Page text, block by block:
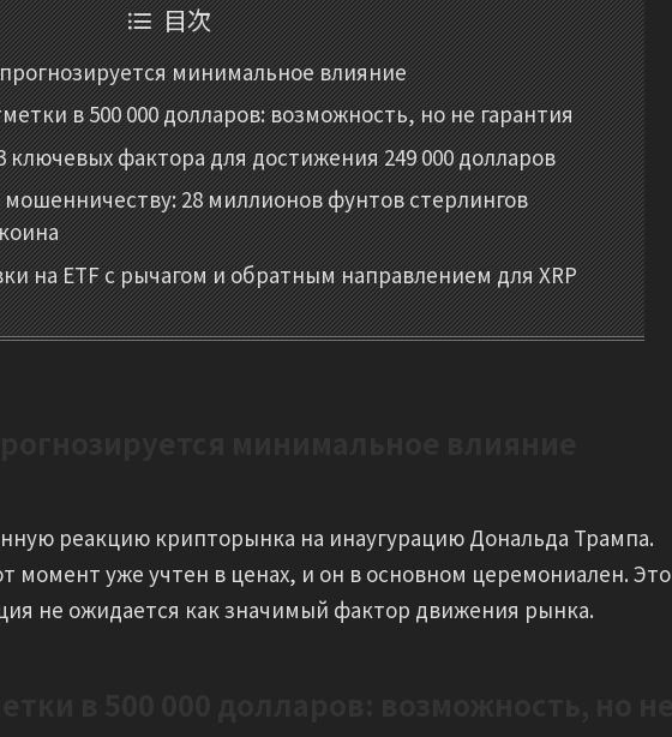
目次
минимальное влияние
в 500 000 долларов: возможность, но не гарантия
ключевых фактора для достижения 249 000 долларов
28 миллионов фунтов стерлингов
на ETF с рычагом и обратным направлением для XRP
реакцию крипторынка на инаугурацию Дональда Трампа.
момент уже учтен в ценах, и он в основном церемониален. Это
не ожидается как значимый фактор движения рынка.